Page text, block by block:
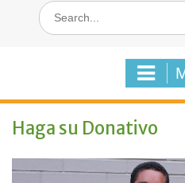
Search
for:
Haga su Donativo